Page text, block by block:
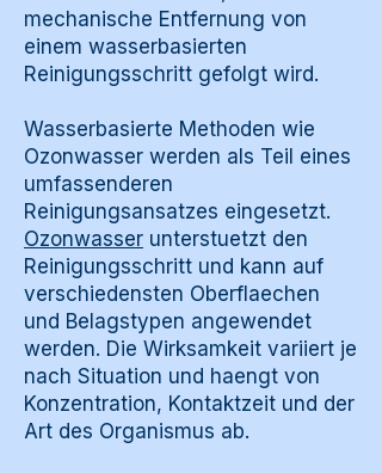
mechanische Entfernung von
einem wasserbasierten
Reinigungsschritt gefolgt wird.
Wasserbasierte Methoden wie
Ozonwasser werden als Teil eines
umfassenderen
Reinigungsansatzes eingesetzt.
Ozonwasser unterstuetzt den
Reinigungsschritt und kann auf
verschiedensten Oberflaechen
und Belagstypen angewendet
werden. Die Wirksamkeit variiert je
nach Situation und haengt von
Konzentration, Kontaktzeit und der
Art des Organismus ab.